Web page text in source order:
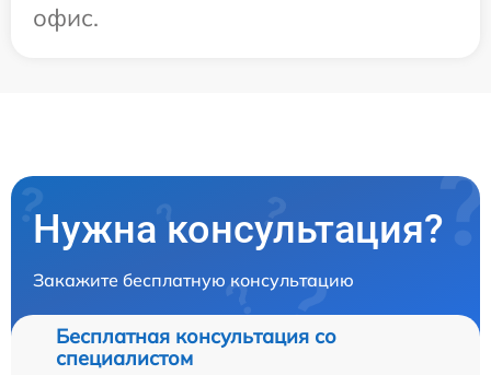
офис.
Нужна консультация?
Закажите бесплатную консультацию
Бесплатная консультация со
специалистом